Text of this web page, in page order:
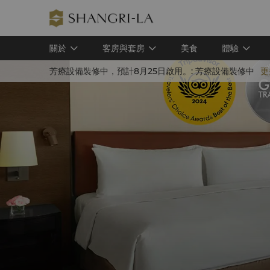
關於 客房與套房 美食 體驗
芳療設備裝修中，預計8月25日啟用。:芳療設備裝修中